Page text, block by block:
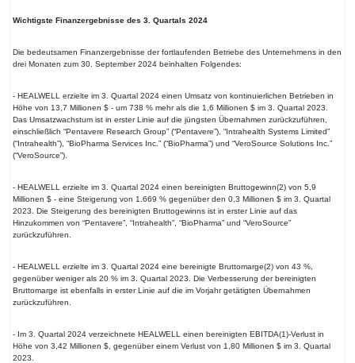
Wichtigste Finanzergebnisse des 3. Quartals 2024
Die bedeutsamen Finanzergebnisse der fortlaufenden Betriebe des Unternehmens in den
drei Monaten zum 30. September 2024 beinhalten Folgendes:
- HEALWELL erzielte im 3. Quartal 2024 einen Umsatz von kontinuierlichen Betrieben in
Höhe von 13,7 Millionen $ - um 738 % mehr als die 1,6 Millionen $ im 3. Quartal 2023.
Das Umsatzwachstum ist in erster Linie auf die jüngsten Übernahmen zurückzuführen,
einschließlich “Pentavere Research Group” (“Pentavere”), “Intrahealth Systems Limited”
(“Intrahealth”), “BioPharma Services Inc.” (“BioPharma”) und “VeroSource Solutions Inc.”
(“VeroSource”).
- HEALWELL erzielte im 3. Quartal 2024 einen bereinigten Bruttogewinn(2) von 5,9
Millionen $ - eine Steigerung von 1.669 % gegenüber den 0,3 Millionen $ im 3. Quartal
2023. Die Steigerung des bereinigten Bruttogewinns ist in erster Linie auf das
Hinzukommen von “Pentavere”, “Intrahealth”, “BioPharma” und “VeroSource”
zurückzuführen.
- HEALWELL erzielte im 3. Quartal 2024 eine bereinigte Bruttomarge(2) von 43 %,
gegenüber weniger als 20 % im 3. Quartal 2023. Die Verbesserung der bereinigten
Bruttomarge ist ebenfalls in erster Linie auf die im Vorjahr getätigten Übernahmen
zurückzuführen.
- Im 3. Quartal 2024 verzeichnete HEALWELL einen bereinigten EBITDA(1)-Verlust in
Höhe von 3,42 Millionen $, gegenüber einem Verlust von 1,80 Millionen $ im 3. Quartal
2023.